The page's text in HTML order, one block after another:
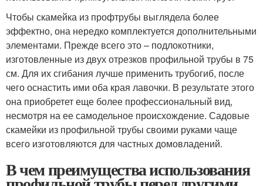
Чтобы скамейка из профтрубы выглядела более
эффектно, она нередко комплектуется дополнительными
элементами. Прежде всего это – подлокотники,
изготовленные из двух отрезков профильной трубы в 75
см. Для их сгибания лучше применить трубогиб, после
чего оснастить ими оба края лавочки. В результате этого
она приобретет еще более профессиональный вид,
несмотря на ее самодельное происхождение. Садовые
скамейки из профильной трубы своими руками чаще
всего изготовляются для частных домовладений.
В чем преимущества использования